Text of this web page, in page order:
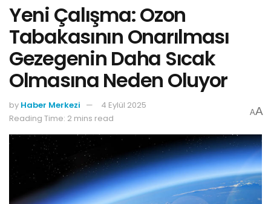
Yeni Çalışma: Ozon
Tabakasının Onarılması
Gezegenin Daha Sıcak
Olmasına Neden Oluyor
by Haber Merkezi
4 Eylül 2025
Reading Time: 2 mins read
AA